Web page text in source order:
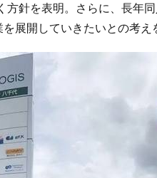
方針を表明。さらに、長年
展開していきたいとの考え